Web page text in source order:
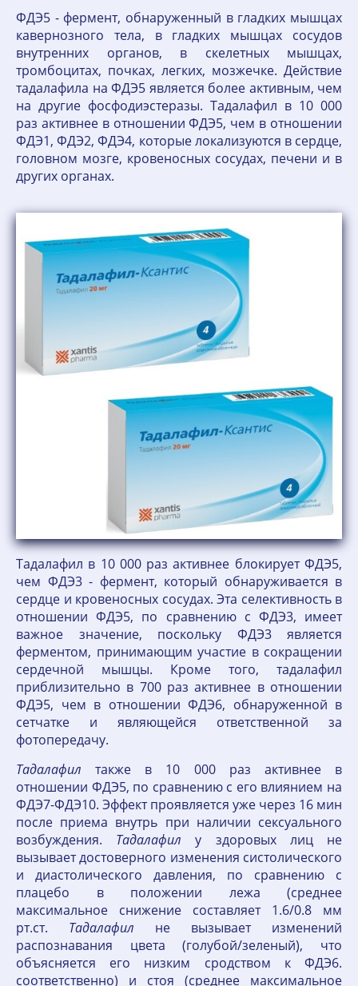
ФДЭ5 - фермент, обнаруженный в гладких мышцах
кавернозного тела, в гладких мышцах сосудов
внутренних органов, в скелетных мышцах,
тромбоцитах, почках, легких, мозжечке. Действие
тадалафила на ФДЭ5 является более активным, чем
на другие фосфодиэстеразы. Тадалафил в 10 000
раз активнее в отношении ФДЭ5, чем в отношении
ФДЭ1, ФДЭ2, ФДЭ4, которые локализуются в сердце,
головном мозге, кровеносных сосудах, печени и в
других органах.
Тадалафил в 10 000 раз активнее блокирует ФДЭ5,
чем ФДЭ3 - фермент, который обнаруживается в
сердце и кровеносных сосудах. Эта селективность в
отношении ФДЭ5, по сравнению с ФДЭ3, имеет
важное значение, поскольку ФДЭ3 является
ферментом, принимающим участие в сокращении
сердечной мышцы. Кроме того, тадалафил
приблизительно в 700 раз активнее в отношении
ФДЭ5, чем в отношении ФДЭ6, обнаруженной в
сетчатке и являющейся ответственной за
фотопередачу.
Тадалафил также в 10 000 раз активнее в
отношении ФДЭ5, по сравнению с его влиянием на
ФДЭ7-ФДЭ10. Эффект проявляется уже через 16 мин
после приема внутрь при наличии сексуального
возбуждения. Тадалафил у здоровых лиц не
вызывает достоверного изменения систолического
и диастолического давления, по сравнению с
плацебо в положении лежа (среднее
максимальное снижение составляет 1.6/0.8 мм
рт.ст. Тадалафил не вызывает изменений
распознавания цвета (голубой/зеленый), что
объясняется его низким сродством к ФДЭ6.
соответственно) и стоя (среднее максимальное